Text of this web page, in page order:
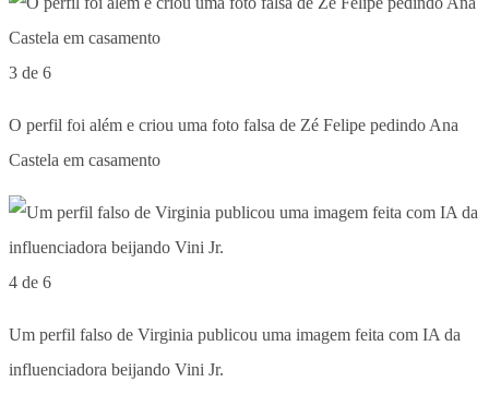
3 de 6
O perfil foi além e criou uma foto falsa de Zé Felipe pedindo Ana
Castela em casamento
4 de 6
Um perfil falso de Virginia publicou uma imagem feita com IA da
influenciadora beijando Vini Jr.